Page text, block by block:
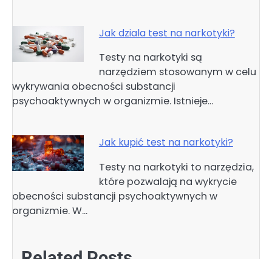
Jak dziala test na narkotyki?
Testy na narkotyki są
narzędziem stosowanym w celu
wykrywania obecności substancji
psychoaktywnych w organizmie. Istnieje…
Jak kupić test na narkotyki?
Testy na narkotyki to narzędzia,
które pozwalają na wykrycie
obecności substancji psychoaktywnych w
organizmie. W…